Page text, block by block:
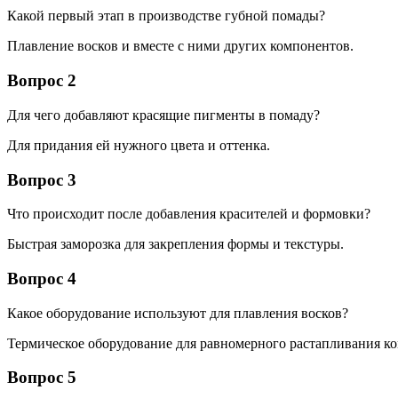
Какой первый этап в производстве губной помады?
Плавление восков и вместе с ними других компонентов.
Вопрос 2
Для чего добавляют красящие пигменты в помаду?
Для придания ей нужного цвета и оттенка.
Вопрос 3
Что происходит после добавления красителей и формовки?
Быстрая заморозка для закрепления формы и текстуры.
Вопрос 4
Какое оборудование используют для плавления восков?
Термическое оборудование для равномерного растапливания
Вопрос 5